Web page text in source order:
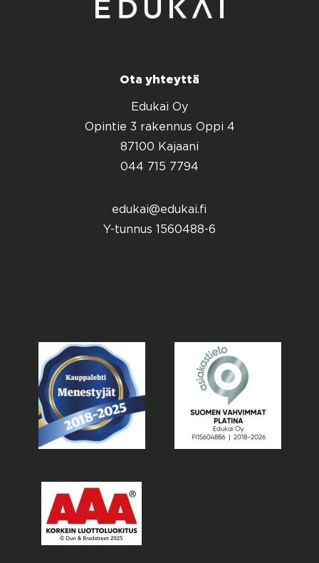
Ota yhteyttä
Edukai Oy
Opintie 3 rakennus Oppi 4
87100 Kajaani
044 715 7794
edukai@edukai.fi
Y-tunnus 1560488-6